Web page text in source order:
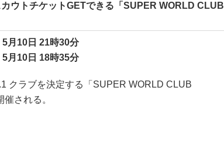
ウトチケットGETできる「SUPER WORLD CLUB
月10日 21時30分
月10日 18時35分
クラブを決定する「SUPER WORLD CLUB
される。